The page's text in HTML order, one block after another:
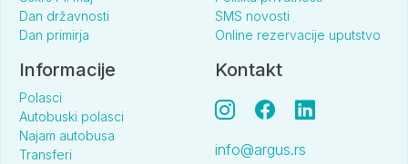
Dan državnosti
Dan primirja
SMS novosti
Online rezervacije uputstvo
Informacije
Polasci
Autobuski polasci
Najam autobusa
Transferi
Kontakt
info@argus.rs